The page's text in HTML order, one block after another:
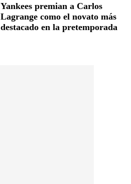
Yankees premian a Carlos
Lagrange como el novato más
destacado en la pretemporada